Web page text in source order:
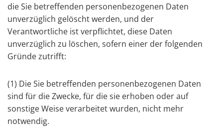
die Sie betreffenden personenbezogenen Daten
unverzüglich gelöscht werden, und der
Verantwortliche ist verpflichtet, diese Daten
unverzüglich zu löschen, sofern einer der folgenden
Gründe zutrifft:
(1) Die Sie betreffenden personenbezogenen Daten
sind für die Zwecke, für die sie erhoben oder auf
sonstige Weise verarbeitet wurden, nicht mehr
notwendig.